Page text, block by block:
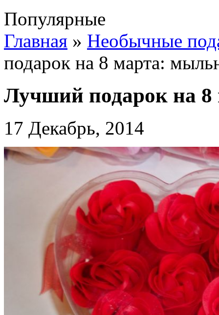
Популярные
Главная » Необычные
подарок на 8 марта:
Лучший подарок на
17 Декабрь, 2014